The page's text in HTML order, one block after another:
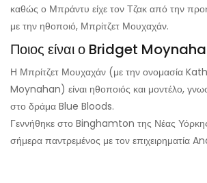
καθώς ο Μπράντυ είχε τον Τζακ από την
με την ηθοποιό, Μπρίτζετ Μουχαχάν.
Ποιος είναι ο Bridget
Η Μπρίτζετ Μουχαχάν (με την ονομασία
Moynahan) είναι ηθοποιός και μοντέλο,
στο δράμα Blue Bloods.
Γεννήθηκε στο Binghamton της Νέας
σήμερα παντρεμένος με τον επιχειρηματία